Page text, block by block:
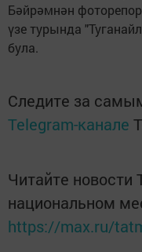
Бәйрәмнән
үзе турында
була.
Следите за
Telegram-канале
Читайте новости
национальном
https://max.ru/